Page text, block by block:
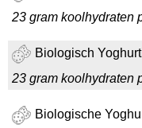
23 gram koolhydraten
Biologisch
23 gram koolhydraten
Biologische